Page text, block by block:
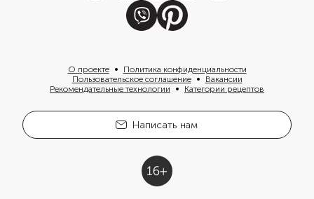
О проекте
Политика конфиденциальности
Пользовательское соглашение
Вакансии
Рекомендательные технологии
Категории рецептов
Написать нам